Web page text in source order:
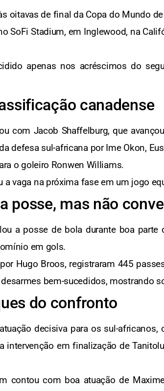
oitavas de final da Copa do Mundo
SoFi Stadium, em Inglewood, na
apenas nos acréscimos do
canadense
com Jacob Shaffelburg, que
defesa sul-africana por Ime Okon,
o goleiro Ronwen Williams.
a vaga na próxima fase em um jogo
posse, mas não
a posse de bola durante boa parte
em gols.
Hugo Broos, registraram 445
bem-sucedidos, mostrando
do confronto
decisiva para os sul-
intervenção em finalização de
contou com boa atuação de